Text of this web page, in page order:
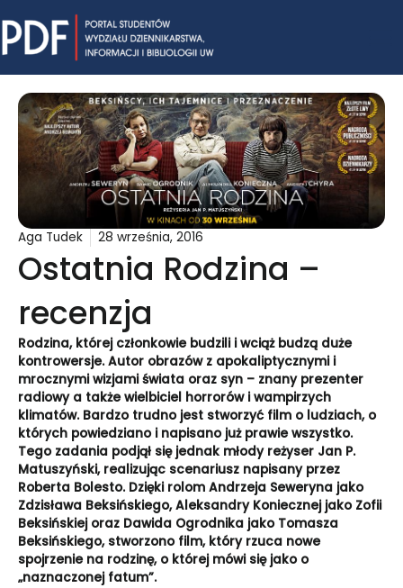
to
content
Aga Tudek 28 września, 2016
Ostatnia Rodzina –
recenzja
Rodzina, której członkowie budzili i wciąż budzą duże
kontrowersje. Autor obrazów z apokaliptycznymi i
mrocznymi wizjami świata oraz syn – znany prezenter
radiowy a także wielbiciel horrorów i wampirzych
klimatów. Bardzo trudno jest stworzyć film o ludziach, o
których powiedziano i napisano już prawie wszystko.
Tego zadania podjął się jednak młody reżyser Jan P.
Matuszyński, realizując scenariusz napisany przez
Roberta Bolesto. Dzięki rolom Andrzeja Seweryna jako
Zdzisława Beksińskiego, Aleksandry Koniecznej jako Zofii
Beksińskiej oraz Dawida Ogrodnika jako Tomasza
Beksińskiego, stworzono film, który rzuca nowe
spojrzenie na rodzinę, o której mówi się jako o
„naznaczonej fatum”.